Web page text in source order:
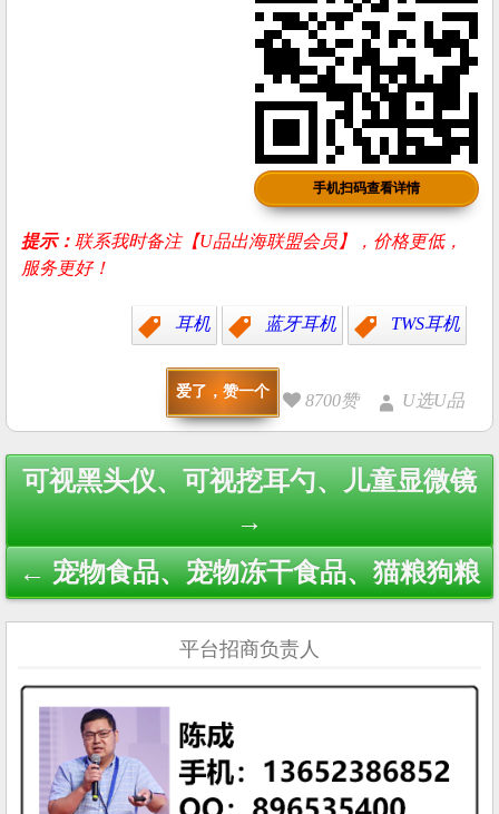
手机扫码查看详情
提示：联系我时备注【U品出海联盟会员】，价格更低，
服务更好！
耳机 蓝牙耳机 TWS耳机
爱了，赞一个 8700赞 U选U品
Post
navigation
可视黑头仪、可视挖耳勺、儿童显微镜
→
← 宠物食品、宠物冻干食品、猫粮狗粮
平台招商负责人